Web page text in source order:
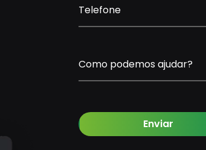
Telefone
Como podemos ajudar?
Enviar